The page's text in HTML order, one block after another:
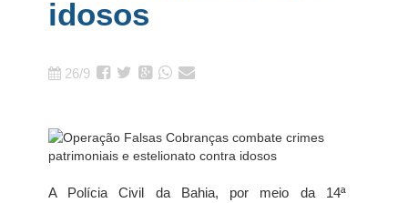
idosos
26/9
A Polícia Civil da Bahia, por meio da 14ª